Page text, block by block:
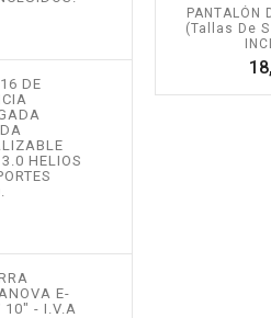
DE
HELIOS
E-
10" - I.V.A
PANTALÓN
(Tallas De